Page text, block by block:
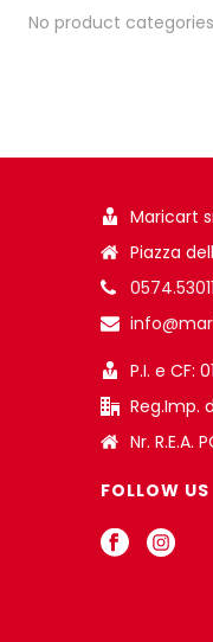
No product
Maricart
Piazza
0574.53011
P.I. e CF:
Reg.Imp.
Nr. R.E.A.
FOLLOW US